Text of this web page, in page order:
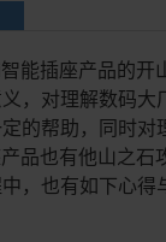
能插座产品的开
，对理解数码大
的帮助，同时对
品也有他山之石
，也有如下心得